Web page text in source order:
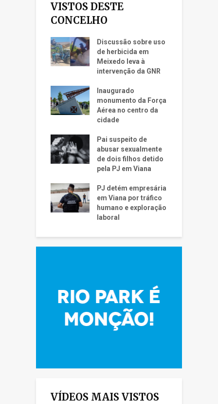
VISTOS DESTE
CONCELHO
Discussão sobre uso
de herbicida em
Meixedo leva à
intervenção da GNR
Inaugurado
monumento da Força
Aérea no centro da
cidade
Pai suspeito de
abusar sexualmente
de dois filhos detido
pela PJ em Viana
PJ detém empresária
em Viana por tráfico
humano e exploração
laboral
VÍDEOS MAIS VISTOS